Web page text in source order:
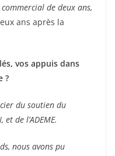
de deux ans,
ans après la
vos appuis dans
?
du soutien du
et de l’ADEME.
nous avons pu